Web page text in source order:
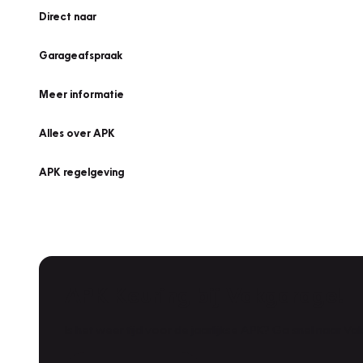
Direct naar
Garageafspraak
Meer informatie
Alles over APK
APK regelgeving